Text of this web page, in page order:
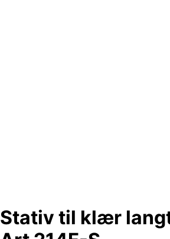
Stativ til klær